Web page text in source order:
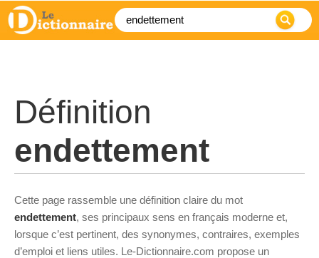
Définition
endettement
Cette page rassemble une définition claire du mot
endettement, ses principaux sens en français moderne et,
lorsque c’est pertinent, des synonymes, contraires, exemples
d’emploi et liens utiles. Le-Dictionnaire.com propose un